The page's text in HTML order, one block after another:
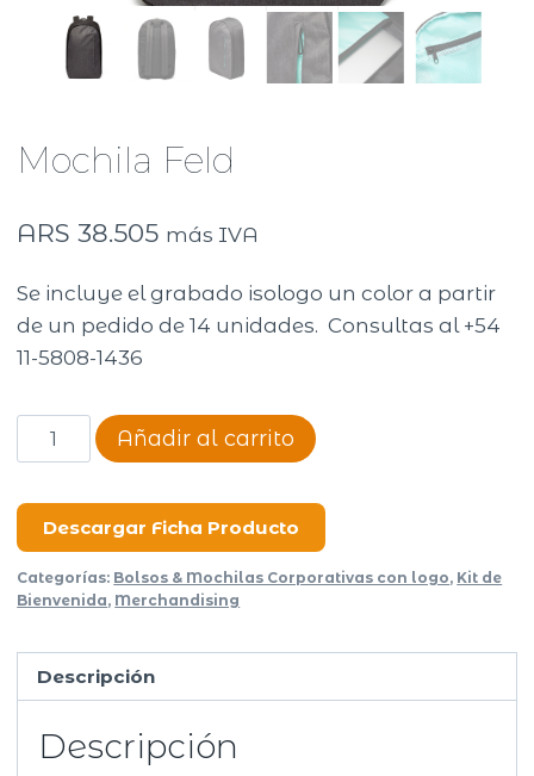
Mochila Feld
ARS 38.505 más IVA
Se incluye el grabado isologo un color a partir
de un pedido de 14 unidades. Consultas al +54
11-5808-1436
Mochila
Feld
Añadir al carrito
Descargar Ficha Producto
Categorías: Bolsos & Mochilas Corporativas con logo, Kit de
Bienvenida, Merchandising
Descripción
Descripción